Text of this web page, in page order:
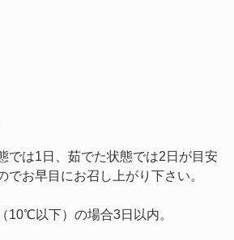
では1日、茹でた状態では2日が目安
でお早目にお召し上がり下さい。
10℃以下）の場合3日以内。